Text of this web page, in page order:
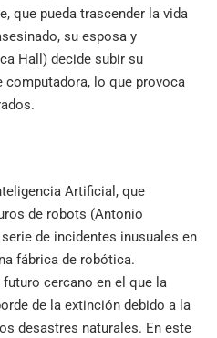
que pueda trascender la vida
su esposa y
Hall) decide subir su
computadora, lo que provoca
Artificial, que
de robots (Antonio
de incidentes inusuales en
fábrica de robótica.
cercano en el que la
de la extinción debido a la
desastres naturales. En este